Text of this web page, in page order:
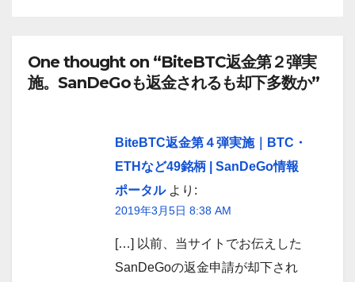
One thought on “BiteBTC返金第２弾実
施。SanDeGoも返金されるも却下多数か”
BiteBTC返金第４弾実施｜BTC・
ETHなど49銘柄 | SanDeGo情報
ポータル より:
2019年3月5日 8:38 AM
[…] 以前、当サイトでお伝えした
SanDeGoの返金申請が却下され